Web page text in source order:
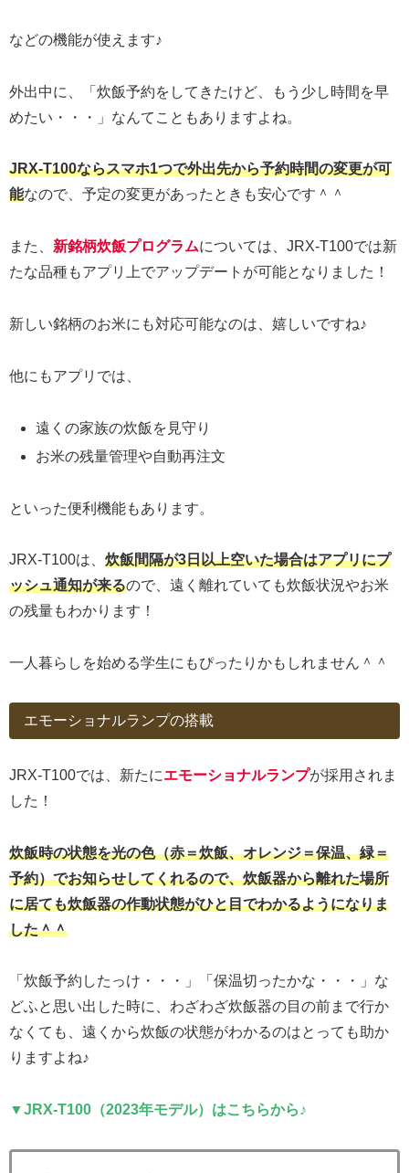
などの機能が使えます♪
外出中に、「炊飯予約をしてきたけど、もう少し時間を早
めたい・・・」なんてこともありますよね。
JRX-T100ならスマホ1つで外出先から予約時間の変更が可
能なので、予定の変更があったときも安心です＾＾
また、 新銘柄炊飯プログラムについては、JRX-T100では新
たな品種もアプリ上でアップデートが可能となりました！
新しい銘柄のお米にも対応可能なのは、嬉しいですね♪
他にもアプリでは、
遠くの家族の炊飯を見守り
お米の残量管理や自動再注文
といった便利機能もあります。
JRX-T100は、 炊飯間隔が3日以上空いた場合はアプリにプ
ッシュ通知が来るので、遠く離れていても炊飯状況やお米
の残量もわかります！
一人暮らしを始める学生にもぴったりかもしれません＾＾
エモーショナルランプの搭載
JRX-T100では、新たにエモーショナルランプが採用されま
した！
炊飯時の状態を光の色（赤＝炊飯、オレンジ＝保温、緑＝
予約）でお知らせしてくれるので、炊飯器から離れた場所
に居ても炊飯器の作動状態がひと目でわかるようになりま
した＾＾
「炊飯予約したっけ・・・」「保温切ったかな・・・」な
どふと思い出した時に、わざわざ炊飯器の目の前まで行か
なくても、遠くから炊飯の状態がわかるのはとっても助か
りますよね♪
▼JRX-T100（2023年モデル）はこちらから♪